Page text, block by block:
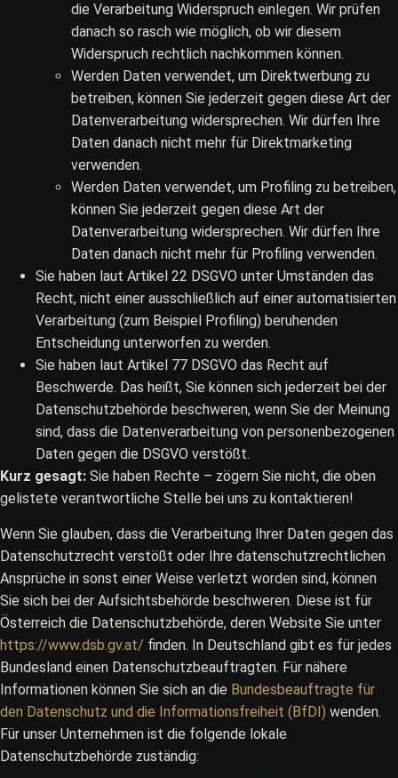
die Verarbeitung Widerspruch einlegen. Wir prüfen
danach so rasch wie möglich, ob wir diesem
Widerspruch rechtlich nachkommen können.
Werden Daten verwendet, um Direktwerbung zu
betreiben, können Sie jederzeit gegen diese Art der
Datenverarbeitung widersprechen. Wir dürfen Ihre
Daten danach nicht mehr für Direktmarketing
verwenden.
Werden Daten verwendet, um Profiling zu betreiben,
können Sie jederzeit gegen diese Art der
Datenverarbeitung widersprechen. Wir dürfen Ihre
Daten danach nicht mehr für Profiling verwenden.
Sie haben laut Artikel 22 DSGVO unter Umständen das
Recht, nicht einer ausschließlich auf einer automatisierten
Verarbeitung (zum Beispiel Profiling) beruhenden
Entscheidung unterworfen zu werden.
Sie haben laut Artikel 77 DSGVO das Recht auf
Beschwerde. Das heißt, Sie können sich jederzeit bei der
Datenschutzbehörde beschweren, wenn Sie der Meinung
sind, dass die Datenverarbeitung von personenbezogenen
Daten gegen die DSGVO verstößt.
Kurz gesagt: Sie haben Rechte – zögern Sie nicht, die oben
gelistete verantwortliche Stelle bei uns zu kontaktieren!
Wenn Sie glauben, dass die Verarbeitung Ihrer Daten gegen das
Datenschutzrecht verstößt oder Ihre datenschutzrechtlichen
Ansprüche in sonst einer Weise verletzt worden sind, können
Sie sich bei der Aufsichtsbehörde beschweren. Diese ist für
Österreich die Datenschutzbehörde, deren Website Sie unter
https://www.dsb.gv.at/ finden. In Deutschland gibt es für jedes
Bundesland einen Datenschutzbeauftragten. Für nähere
Informationen können Sie sich an die Bundesbeauftragte für
den Datenschutz und die Informationsfreiheit (BfDI) wenden.
Für unser Unternehmen ist die folgende lokale
Datenschutzbehörde zuständig: